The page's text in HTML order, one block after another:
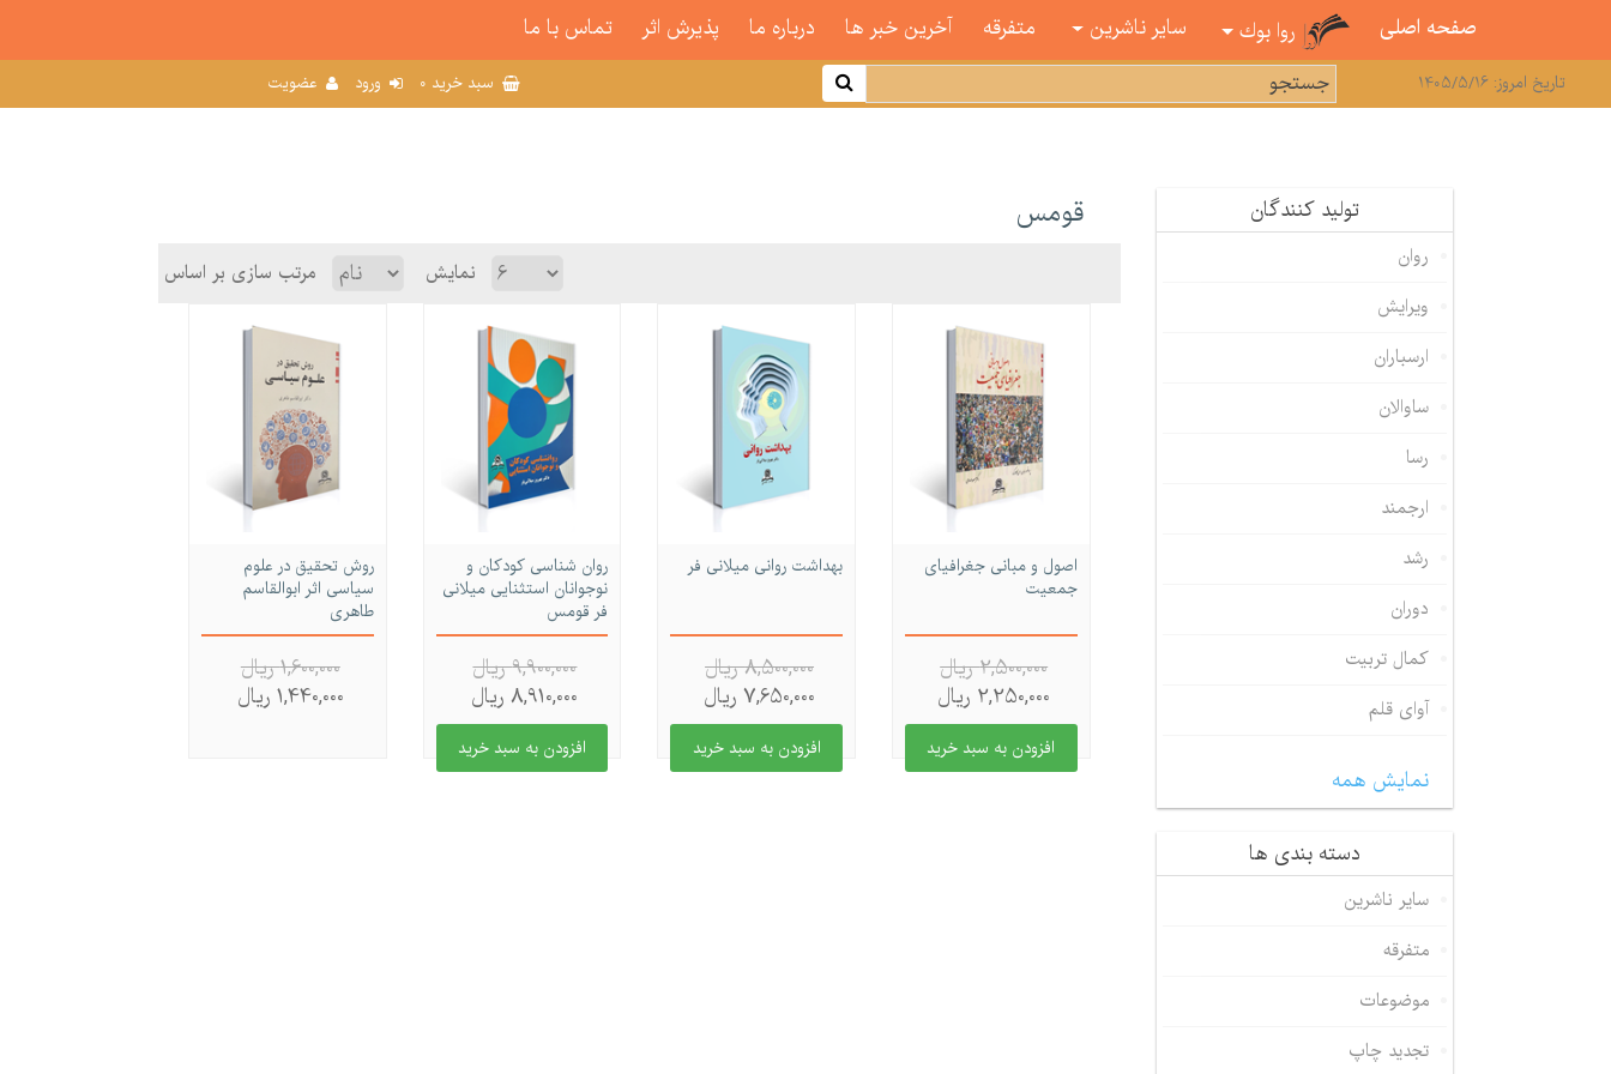
صفحه اصلی روا بوك سایر ناشرین متفرقه آخرین خبر ها درباره ما پذیرش اثر تماس با ما
تاریخ امروز: 1405/5/16 سبد خرید 0 ورود عضویت
تولید كنندگان
روان
ویرایش
ارسباران
ساوالان
رسا
ارجمند
رشد
دوران
کمال تربیت
آوای قلم
نمایش همه
دسته بندی ها
سایر ناشرین
متفرقه
موضوعات
تجدید چاپ
قومس
مرتب سازی بر اساس نمایش
اصول و مبانی جغرافیای
جمعیت
2,500,000 ريال
2,250,000 ريال
بهداشت روانی میلانی فر
8,500,000 ريال
7,650,000 ريال
روان شناسی کودکان و
نوجوانان استثنایی میلانی
فر قومس
9,900,000 ريال
8,910,000 ريال
روش تحقیق در علوم
سیاسی اثر ابوالقاسم
طاهری
1,600,000 ريال
1,440,000 ريال